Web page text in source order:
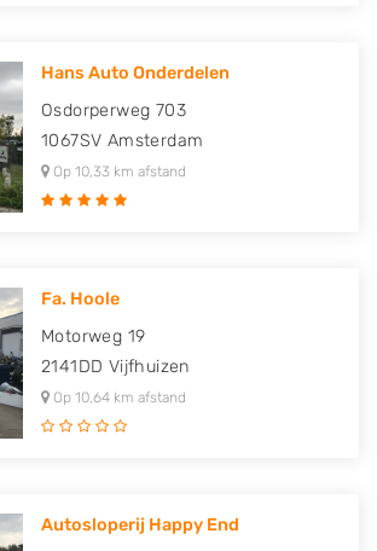
Hans Auto Onderdelen
Osdorperweg 703
1067SV Amsterdam
Op 10,33 km afstand
Fa. Hoole
Motorweg 19
2141DD Vijfhuizen
Op 10,64 km afstand
Autosloperij Happy End